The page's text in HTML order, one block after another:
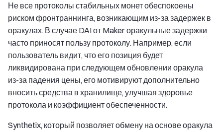
Не все протоколы стабильных монет обеспокоены
риском фронтраннинга, возникающим из-за задержек в
оракулах. В случае DAI от Maker оракульные задержки
часто приносят пользу протоколу. Например, если
пользователь видит, что его позиция будет
ликвидирована при следующем обновлении оракула
из-за падения цены, его мотивируют дополнительно
вносить средства в хранилище, улучшая здоровье
протокола и коэффициент обеспеченности.
Synthetix, который позволяет обмену на основе оракула